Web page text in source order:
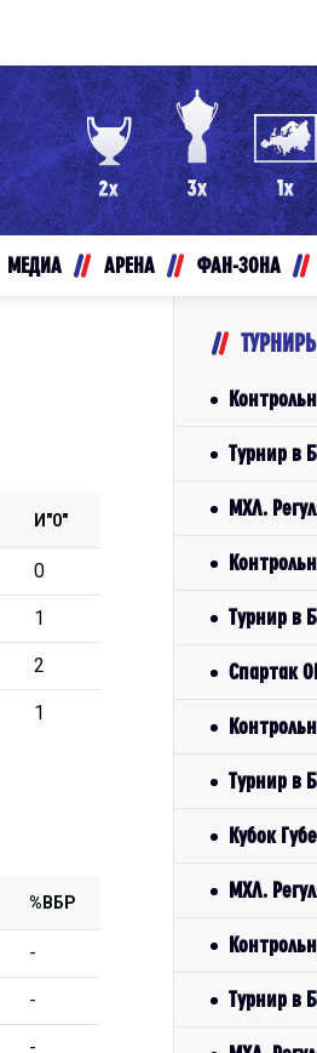
МЕДИА АРЕНА ФАН-ЗОНА
И"0"
0
1
2
1
%ВБР
-
-
-
ТУРНИРЫ
Турнир в
МХЛ.
Турнир в
Спартак
Турнир в
Кубок
МХЛ.
Турнир в